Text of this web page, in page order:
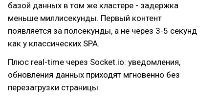
базой данных в том же кластере - задержка
меньше миллисекунды. Первый контент
появляется за полсекунды, а не через 3-5 секунд
как у классических SPA.
Плюс real-time через Socket.io: уведомления,
обновления данных приходят мгновенно без
перезагрузки страницы.